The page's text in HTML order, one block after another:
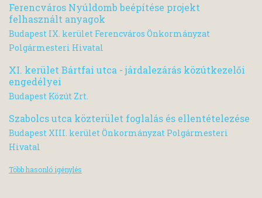
Ferencváros Nyúldomb beépítése projekt
felhasznált anyagok
Budapest IX. kerület Ferencváros Önkormányzat
Polgármesteri Hivatal
XI. kerület Bártfai utca - járdalezárás közútkezelői
engedélyei
Budapest Közút Zrt.
Szabolcs utca közterület foglalás és ellentételezése
Budapest XIII. kerület Önkormányzat Polgármesteri
Hivatal
Több hasonló igénylés